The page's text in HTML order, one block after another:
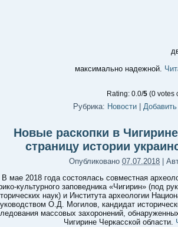
максимально надежной.
Rating: 0.0/5 (0 votes
Рубрика: Новости|
Новые раскопки в
страницу истории
Опубликовано 07.07.2018
В мае 2018 года состоялась совместная
культурного заповедника «Чигирин» (под
наук) и Института археологии
О.Д. Могилов, кандидат
массовых захоронений,
Чигирине Черкасской области.